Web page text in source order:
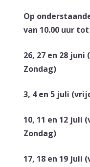
Op
van 10.00 uur tot
26, 27 en 28
Zondag)
3, 4 en 5 juli
10, 11 en 12 juli
Zondag)
17, 18 en 19 juli